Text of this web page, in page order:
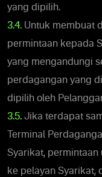
yang dipilih.
3.4. Untuk membuat
permintaan kepada
yang mengandungi
perdagangan yang
dipilih oleh
3.5. Jika terdapat
Terminal
Syarikat,
ke pelayan Syarikat,